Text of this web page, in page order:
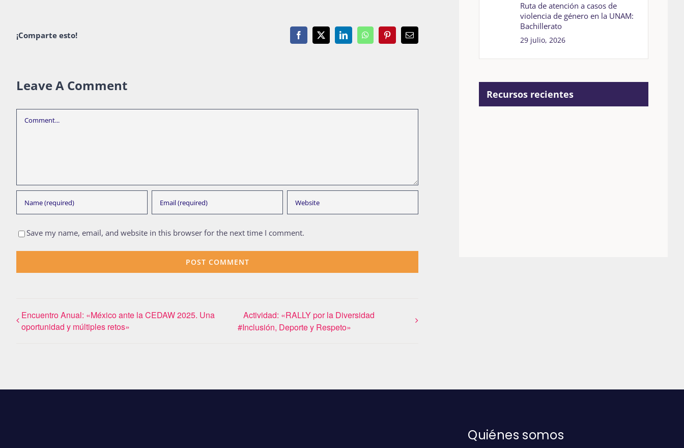
¡Comparte esto! Facebook
X LinkedInWhatsAppPinterestEmail
Leave A Comment
Comment
Save my name, email, and website in this browser for the next time I comment.
Encuentro Anual: «México ante la CEDAW 2025. Una
oportunidad y múltiples retos»
Actividad: «RALLY por la Diversidad
#Inclusión, Deporte y Respeto»
Ruta de atención a casos de
violencia de género en la UNAM:
Bachillerato
29 julio, 2026
Recursos recientes
Quiénes somos